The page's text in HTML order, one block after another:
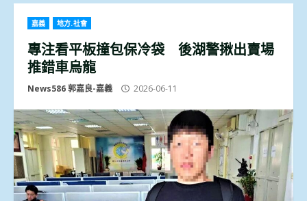
嘉義 地方.社會
專注看平板撞包保冷袋 後湖警揪出賣場
推錯車烏龍
News586 郭嘉良-嘉義 2026-06-11